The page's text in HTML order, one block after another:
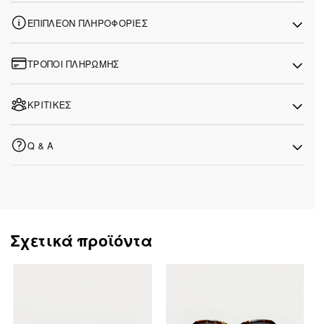
ΕΠΙΠΛΈΟΝ ΠΛΗΡΟΦΟΡΊΕΣ
ΤΡΌΠΟΙ ΠΛΗΡΩΜΉΣ
ΚΡΙΤΙΚΈΣ
Q & A
Σχετικά προϊόντα